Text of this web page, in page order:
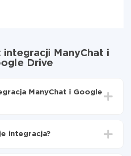
integracji ManyChat i
Drive
ManyChat i Google
integracja?